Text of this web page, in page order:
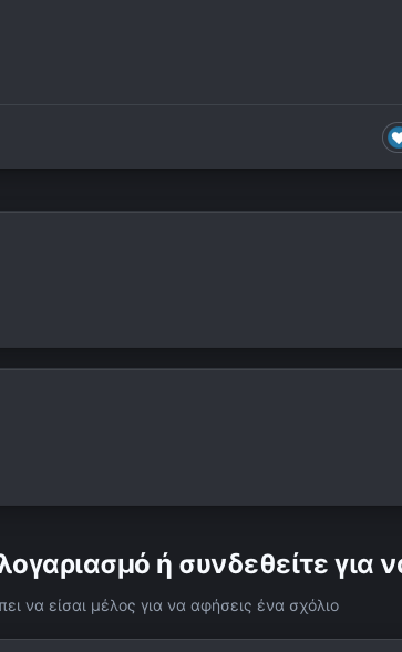
ή συνδεθείτε για
να είσαι μέλος για να αφήσεις ένα σχόλιο